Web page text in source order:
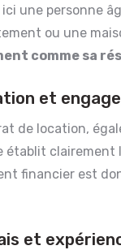
une personne
ou une
comme sa
et
de location,
clairement
financier est
et